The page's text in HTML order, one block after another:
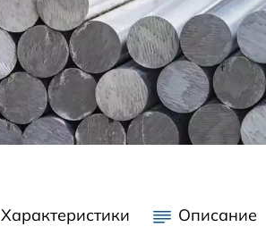
Характеристики Описание